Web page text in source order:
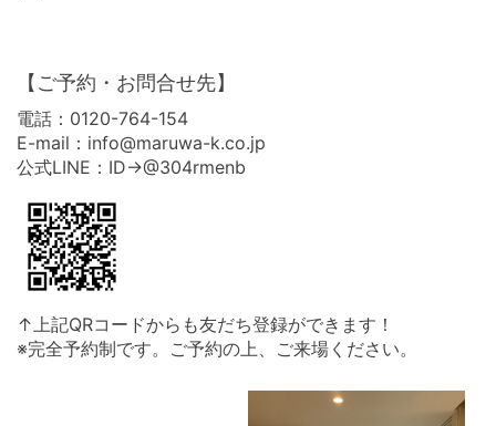
【ご予約・お問合せ先】
電話：0120-764-154
E-mail：info@maruwa-k.co.jp
公式LINE：ID→@304rmenb
↑上記QRコードからも友だち登録ができます！
※完全予約制です。ご予約の上、ご来場ください。